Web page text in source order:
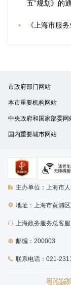
五”规划》的
《上海市服
市政府部门网站
本市重要机构网站
中央政府和国家部委网
国内重要城市网站
主办单位：上海市
地址：上海市黄浦
上海政务服务总客
邮编：200003
联系电话：021-